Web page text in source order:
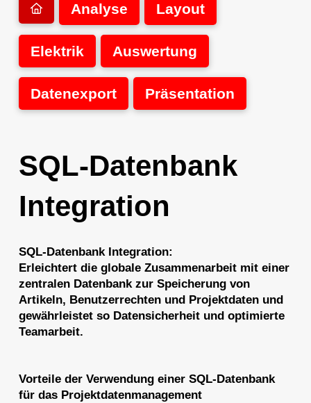
Analyse Layout
Elektrik Auswertung
Datenexport Präsentation
SQL-Datenbank
Integration
SQL-Datenbank Integration:
Erleichtert die globale Zusammenarbeit mit einer
zentralen Datenbank zur Speicherung von
Artikeln, Benutzerrechten und Projektdaten und
gewährleistet so Datensicherheit und optimierte
Teamarbeit.
Vorteile der Verwendung einer SQL-Datenbank
für das Projektdatenmanagement